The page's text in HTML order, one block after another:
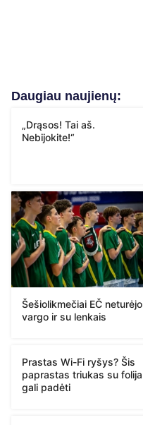
Daugiau naujienų:
„Drąsos! Tai aš.
Nebijokite!“
Šešiolikmečiai EČ neturėjo
vargo ir su lenkais
Prastas Wi-Fi ryšys? Šis
paprastas triukas su folija
gali padėti